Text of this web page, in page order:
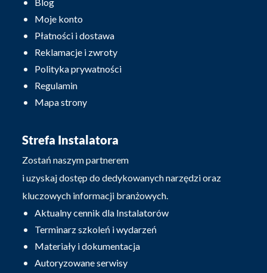
Moje konto
Płatności i dostawa
Reklamacje i zwroty
Polityka prywatności
Regulamin
Mapa strony
Strefa Instalatora
Zostań naszym partnerem
i uzyskaj dostęp do dedykowanych narzędzi oraz
kluczowych informacji branżowych.
Aktualny cennik dla Instalatorów
Terminarz szkoleń i wydarzeń
Materiały i dokumentacja
Autoryzowane serwisy